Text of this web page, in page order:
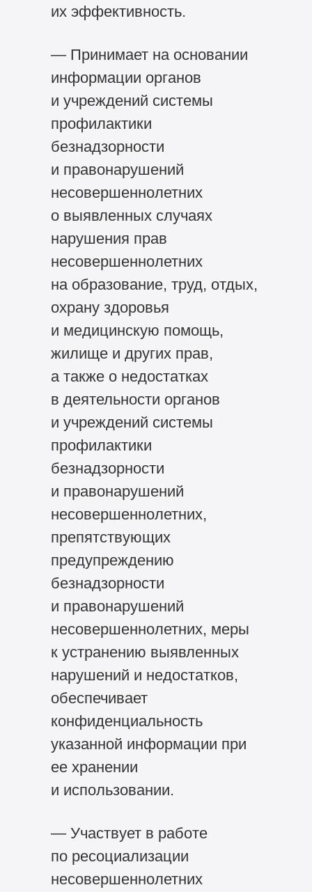
их эффективность.
— Принимает на основании
информации органов
и учреждений системы
профилактики
безнадзорности
и правонарушений
несовершеннолетних
о выявленных случаях
нарушения прав
несовершеннолетних
на образование, труд, отдых,
охрану здоровья
и медицинскую помощь,
жилище и других прав,
а также о недостатках
в деятельности органов
и учреждений системы
профилактики
безнадзорности
и правонарушений
несовершеннолетних,
препятствующих
предупреждению
безнадзорности
и правонарушений
несовершеннолетних, меры
к устранению выявленных
нарушений и недостатков,
обеспечивает
конфиденциальность
указанной информации при
ее хранении
и использовании.
— Участвует в работе
по ресоциализации
несовершеннолетних